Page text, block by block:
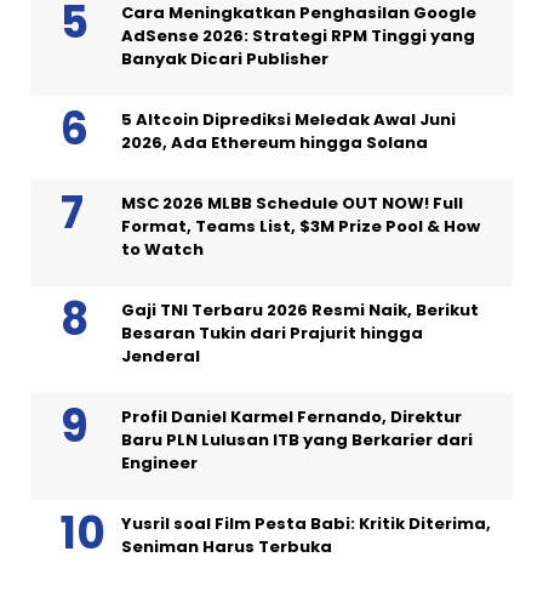
Cara Meningkatkan Penghasilan Google
AdSense 2026: Strategi RPM Tinggi yang
Banyak Dicari Publisher
5 Altcoin Diprediksi Meledak Awal Juni
2026, Ada Ethereum hingga Solana
MSC 2026 MLBB Schedule OUT NOW! Full
Format, Teams List, $3M Prize Pool & How
to Watch
Gaji TNI Terbaru 2026 Resmi Naik, Berikut
Besaran Tukin dari Prajurit hingga
Jenderal
Profil Daniel Karmel Fernando, Direktur
Baru PLN Lulusan ITB yang Berkarier dari
Engineer
Yusril soal Film Pesta Babi: Kritik Diterima,
Seniman Harus Terbuka